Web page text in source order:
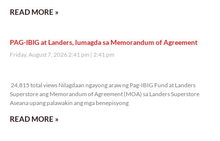
READ MORE »
PAG-IBIG at Landers, lumagda sa Memorandum of Agreement
Friday, August 7, 2026 2:41 pm 2:41 pm
24,815 total views Nilagdaan ngayong araw ng Pag-IBIG Fund at Landers
Superstore ang Memorandum of Agreement (MOA) sa Landers Superstore
Aseana upang palawakin ang mga benepisyong
READ MORE »